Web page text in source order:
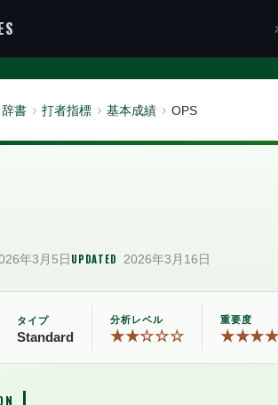
書 打者指標 基本成績 OPS
年3月5日 UPDATED 2026年3月16日
タイプ
Standard
分析レベル
★★☆☆☆
重要度